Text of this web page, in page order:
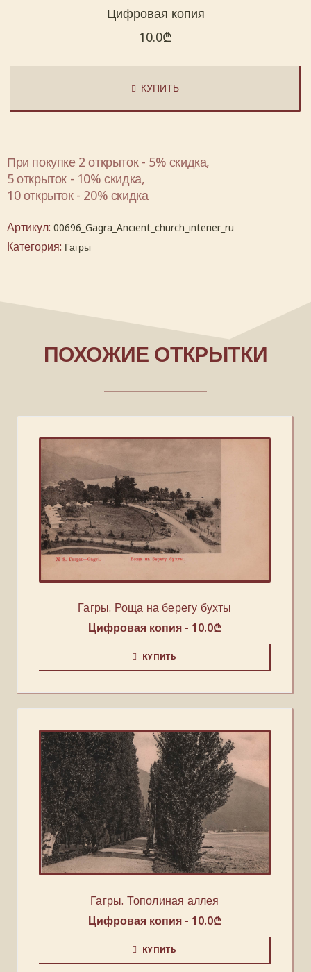
Цифровая копия
10.0₾
КУПИТЬ
При покупке 2 открыток - 5% скидка,
5 открыток - 10% скидка,
10 открыток - 20% скидка
Артикул: 00696_Gagra_Ancient_church_interier_ru
Категория: Гагры
ПОХОЖИЕ ОТКРЫТКИ
Гагры. Роща на берегу бухты
Цифровая копия - 10.0₾
КУПИТЬ
Гагры. Тополиная аллея
Цифровая копия - 10.0₾
КУПИТЬ